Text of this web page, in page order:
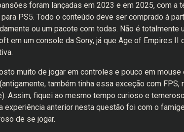
foram lançadas em 2023 e em 2025, com a
PS5. Todo o conteúdo deve ser comprado à
ou um pacote com todas. Não é totalmente
em um console da Sony, já que Age of Empires II
muito de jogar em controles e pouco em mouse
também tinha essa exceção com
Assim, fiquei ao mesmo tempo curioso e
experiência anterior nesta questão foi com o
de se jogar.